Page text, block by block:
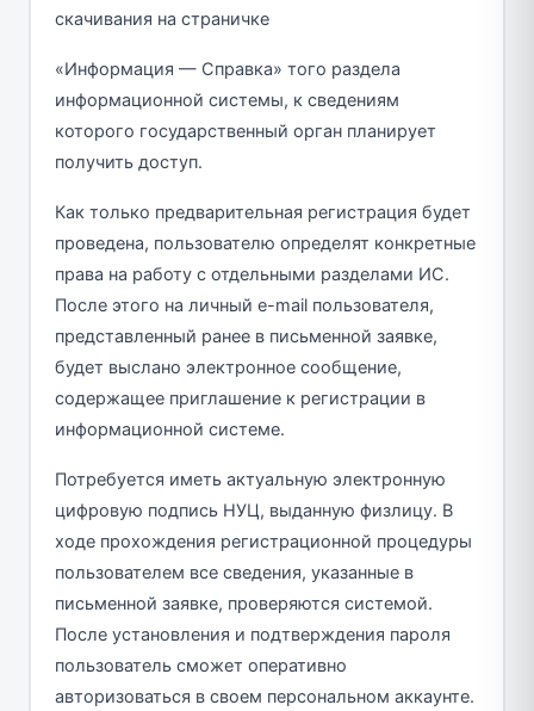
скачивания на страничке
«Информация — Справка» того раздела
информационной системы, к сведениям
которого государственный орган планирует
получить доступ.
Как только предварительная регистрация будет
проведена, пользователю определят конкретные
права на работу с отдельными разделами ИС.
После этого на личный e-mail пользователя,
представленный ранее в письменной заявке,
будет выслано электронное сообщение,
содержащее приглашение к регистрации в
информационной системе.
Потребуется иметь актуальную электронную
цифровую подпись НУЦ, выданную физлицу. В
ходе прохождения регистрационной процедуры
пользователем все сведения, указанные в
письменной заявке, проверяются системой.
После установления и подтверждения пароля
пользователь сможет оперативно
авторизоваться в своем персональном аккаунте.